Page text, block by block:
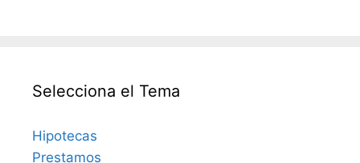
Selecciona el Tema
Hipotecas
Prestamos